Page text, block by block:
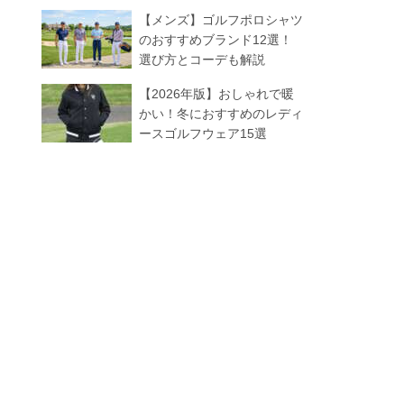
【メンズ】ゴルフポロシャツ
のおすすめブランド12選！
選び方とコーデも解説
【2026年版】おしゃれで暖
かい！冬におすすめのレディ
ースゴルフウェア15選